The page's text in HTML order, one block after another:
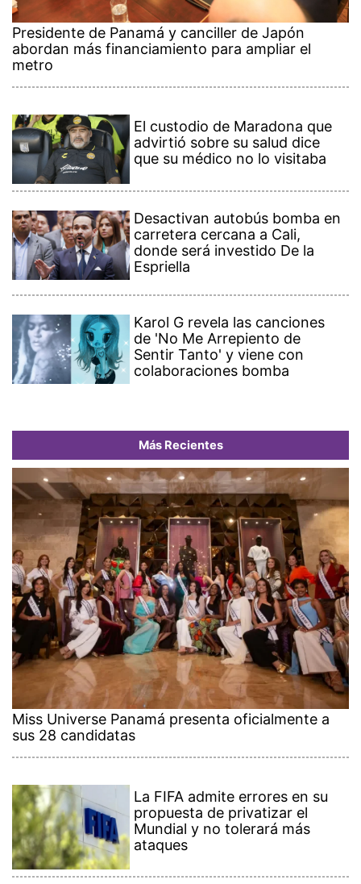
Presidente de Panamá y canciller de Japón
abordan más financiamiento para ampliar el
metro
El custodio de Maradona que
advirtió sobre su salud dice
que su médico no lo visitaba
Desactivan autobús bomba en
carretera cercana a Cali,
donde será investido De la
Espriella
Karol G revela las canciones
de 'No Me Arrepiento de
Sentir Tanto' y viene con
colaboraciones bomba
Más Recientes
Miss Universe Panamá presenta oficialmente a
sus 28 candidatas
La FIFA admite errores en su
propuesta de privatizar el
Mundial y no tolerará más
ataques